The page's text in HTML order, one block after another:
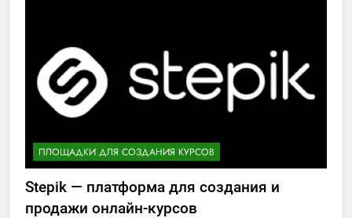
ПЛОЩАДКИ ДЛЯ СОЗДАНИЯ КУРСОВ
Stepik — платформа для создания и
продажи онлайн-курсов